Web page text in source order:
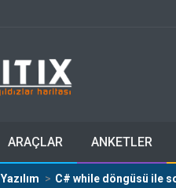
ARAÇLAR ANKETLER
Yazılım C# while döngüsü ile